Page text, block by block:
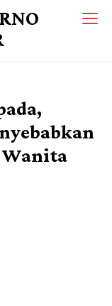
Wanita